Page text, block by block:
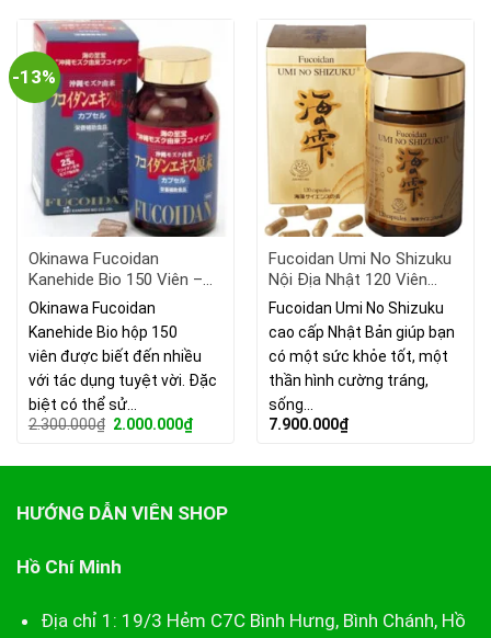
-13%
Okinawa Fucoidan
Kanehide Bio 150 Viên –
Hỗ Trợ Điều Trị Ung Thư
Tốt Nhất Nhật Bản
Okinawa Fucoidan
Kanehide Bio hộp 150
viên được biết đến nhiều
với tác dụng tuyệt vời. Đặc
biệt có thể sử…
2.300.000₫ Giá
2.300.000₫.
2.000.000₫Giá
hiện
là:
Fucoidan Umi No Shizuku
Nội Địa Nhật 120 Viên
(250mg/viên)
Fucoidan Umi No Shizuku
cao cấp Nhật Bản giúp bạn
có một sức khỏe tốt, một
thần hình cường tráng,
sống…
7.900.000₫
HƯỚNG DẪN VIÊN SHOP
Hồ Chí Minh
Địa chỉ 1: 19/3 Hẻm C7C Bình Hưng, Bình Chánh, Hồ